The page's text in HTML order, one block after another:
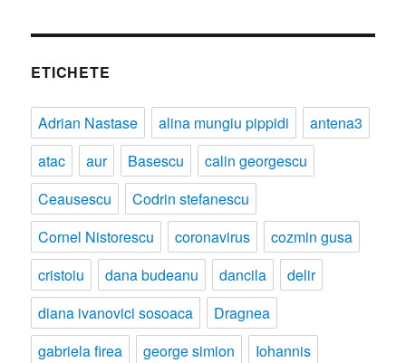
ETICHETE
Adrian Nastase alina mungiu pippidi
antena3
atac
aur Basescu
calin georgescu
Ceausescu
Codrin stefanescu
Cornel Nistorescu
coronavirus
cozmin gusa
cristoiu
dana budeanu dancila
delir
diana ivanovici sosoaca
Dragnea
gabriela firea
george simion
Iohannis